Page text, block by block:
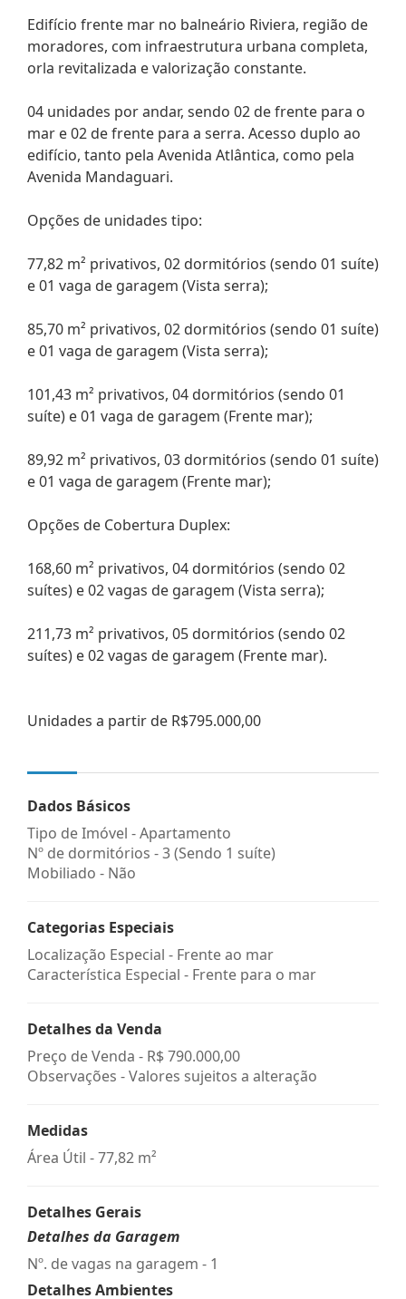
Edifício frente mar no balneário Riviera, região de
moradores, com infraestrutura urbana completa,
orla revitalizada e valorização constante.
04 unidades por andar, sendo 02 de frente para o
mar e 02 de frente para a serra. Acesso duplo ao
edifício, tanto pela Avenida Atlântica, como pela
Avenida Mandaguari.
Opções de unidades tipo:
77,82 m² privativos, 02 dormitórios (sendo 01 suíte)
e 01 vaga de garagem (Vista serra);
85,70 m² privativos, 02 dormitórios (sendo 01 suíte)
e 01 vaga de garagem (Vista serra);
101,43 m² privativos, 04 dormitórios (sendo 01
suíte) e 01 vaga de garagem (Frente mar);
89,92 m² privativos, 03 dormitórios (sendo 01 suíte)
e 01 vaga de garagem (Frente mar);
Opções de Cobertura Duplex:
168,60 m² privativos, 04 dormitórios (sendo 02
suítes) e 02 vagas de garagem (Vista serra);
211,73 m² privativos, 05 dormitórios (sendo 02
suítes) e 02 vagas de garagem (Frente mar).
Unidades a partir de R$795.000,00
Dados Básicos
Tipo de Imóvel - Apartamento
Nº de dormitórios - 3 (Sendo 1 suíte)
Mobiliado - Não
Categorias Especiais
Localização Especial - Frente ao mar
Característica Especial - Frente para o mar
Detalhes da Venda
Preço de Venda - R$ 790.000,00
Observações - Valores sujeitos a alteração
Medidas
Área Útil - 77,82 m²
Detalhes Gerais
Detalhes da Garagem
Nº. de vagas na garagem - 1
Detalhes Ambientes